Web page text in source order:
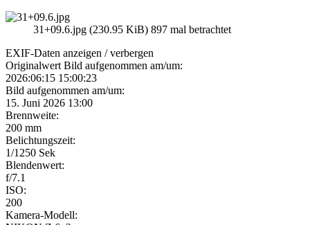
31+09.6.jpg (230.95 KiB) 897 mal betrachtet
EXIF-Daten anzeigen / verbergen
Originalwert Bild aufgenommen am/um:
2026:06:15 15:00:23
Bild aufgenommen am/um:
15. Juni 2026 13:00
Brennweite:
200 mm
Belichtungszeit:
1/1250 Sek
Blendenwert:
f/7.1
ISO:
200
Kamera-Modell: